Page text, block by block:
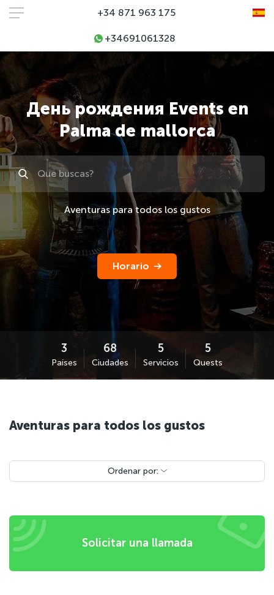
+34 871 963 175
+34691061328
День рождения Events en
Palma de mallorca
Поиск
Aventuras para todos los gustos
Horario
Países Ciudades Servicios Quests
Aventuras para todos los gustos
Ordenar por:
Solicitar una llamada